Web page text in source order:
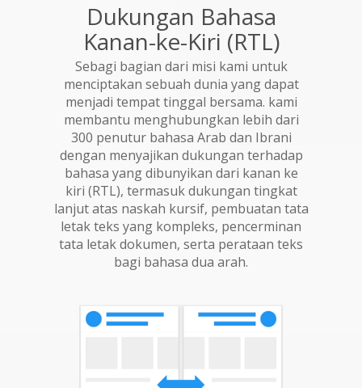
Dukungan Bahasa
Kanan-ke-Kiri (RTL)
Sebagi bagian dari misi kami untuk
menciptakan sebuah dunia yang dapat
menjadi tempat tinggal bersama. kami
membantu menghubungkan lebih dari
300 penutur bahasa Arab dan Ibrani
dengan menyajikan dukungan terhadap
bahasa yang dibunyikan dari kanan ke
kiri (RTL), termasuk dukungan tingkat
lanjut atas naskah kursif, pembuatan tata
letak teks yang kompleks, pencerminan
tata letak dokumen, serta perataan teks
bagi bahasa dua arah.